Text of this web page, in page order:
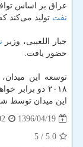
عراق بر اساس توافق كاهش
نفت تولید می‌كند
جبار اللعیبی، وزیر
حضور یافت.
توسعه این
این میدان توسط
1396/04/19
5.0
/ 5